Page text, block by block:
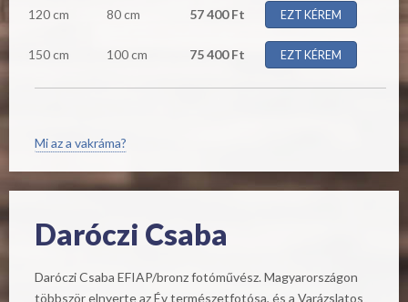
Daróczi Csaba
Daróczi Csaba EFIAP/bronz fotóművész. Magyarországon
többször elnyerte az Év természetfotósa, és a Varázslatos
120 cm 80 cm 57 400 Ft EZT KÉREM
150 cm 100 cm 75 400 Ft EZT KÉREM
Mi az a vakráma?